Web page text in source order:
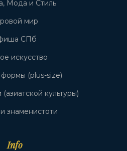
Мода и Стиль
мир
СПб
искусство
(plus-size)
культуры)
знаменистоти
Info